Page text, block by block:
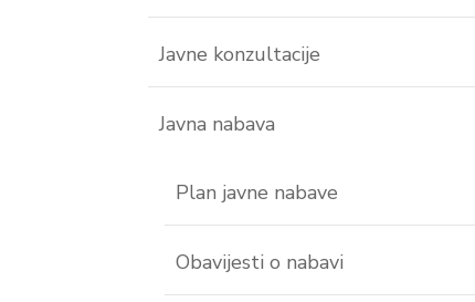
Javne konzultacije
Javna nabava
Plan javne nabave
Obavijesti o nabavi